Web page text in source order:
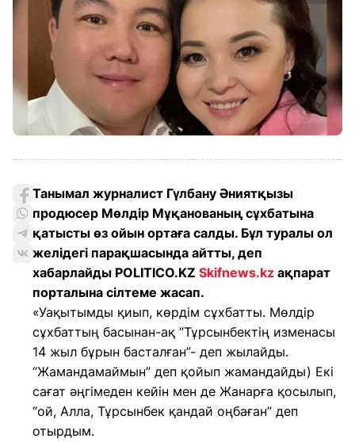
Танымал журналист Гүлбану Әниятқызы
продюсер Мөлдір Мұқанованың сұхбатына
қатысты өз ойын ортаға салды. Бұл туралы ол
желідегі парақшасында айтты, деп
хабарлайды POLITICO.KZ Skifnews.kz ақпарат
порталына сілтеме жасап.
«Уақытымды қиып, көрдім сұхбатты. Мөлдір
сұхбаттың басынан-ақ “Тұрсынбектің изменасы
14 жыл бұрын басталған”- деп жылайды.
“Жамандамаймын” деп қойып жамандайды) Екі
сағат әңгімеден кейін мен де Жанарға қосылып,
“ой, Алла, Тұрсынбек қандай оңбаған” деп
отырдым.